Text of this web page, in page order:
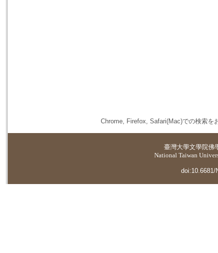
Chrome, Firefox, Safari(Mac)での検索を
臺灣大學文學院佛
National Taiwan
doi:10.6681/